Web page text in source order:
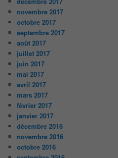
novembre 2017
octobre 2017
septembre 2017
août 2017
juillet 2017
juin 2017
mai 2017
avril 2017
mars 2017
février 2017
janvier 2017
décembre 2016
novembre 2016
octobre 2016